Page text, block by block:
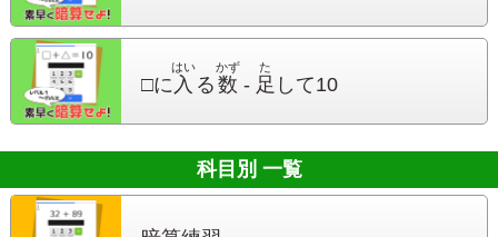
□に入
はい
る 数
かず
- 足
た
して10
科目別 一覧